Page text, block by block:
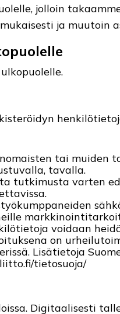
jolloin
ja muutoin
tai muiden
tavalla.
tutkimusta varten
voidaan
on
Lisätietoja
tietosuoja/
Digitaalisesti